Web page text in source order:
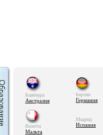
Канберра
Австралия
Берлин
Германия
Валетта
Мальта
Мадрид
Испания